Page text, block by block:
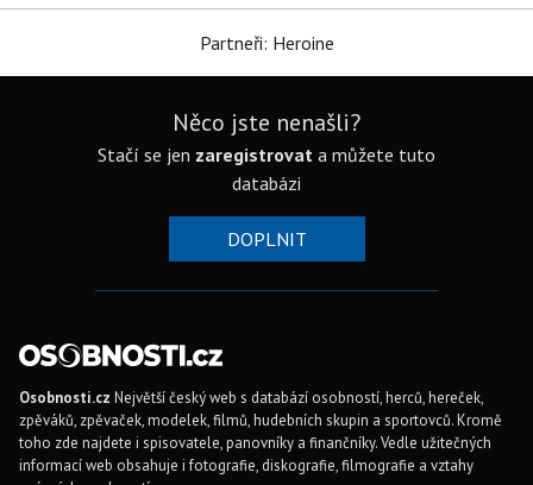
Partneři: Heroine
Něco jste nenašli?
Stačí se jen zaregistrovat a můžete tuto
databázi
DOPLNIT
Osobnosti.cz Největší český web s databází osobností, herců, hereček,
zpěváků, zpěvaček, modelek, filmů, hudebních skupin a sportovců. Kromě
toho zde najdete i spisovatele, panovníky a finančníky. Vedle užitečných
informací web obsahuje i fotografie, diskografie, filmografie a vztahy